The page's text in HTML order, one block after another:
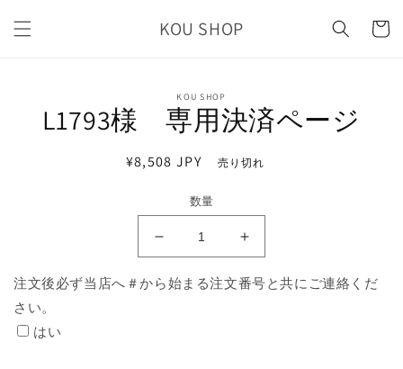
ンツに
進む
KOU SHOP
ー
キップ
KOU SHOP
L1793様 専用決済ページ
通
¥8,508 JPY 売り切れ
数量
L1793
専
L1793
専
注文後必ず当店へ＃から始まる注文番号と共にご連絡くだ
さい。
はい